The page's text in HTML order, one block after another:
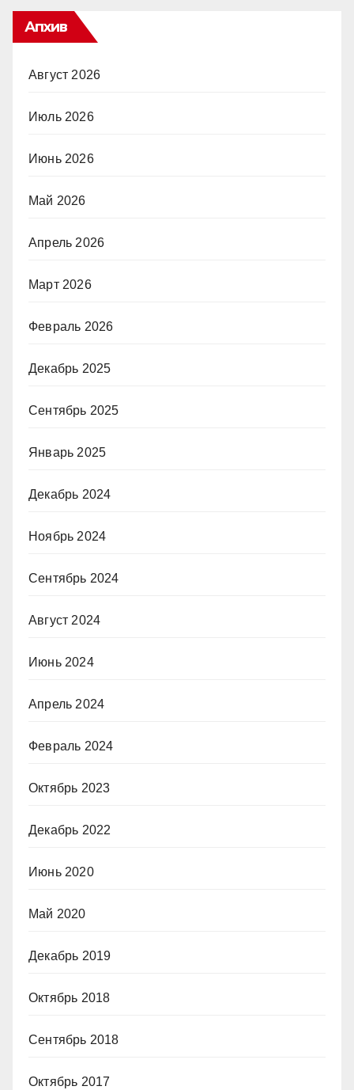
Апхив
Август 2026
Июль 2026
Июнь 2026
Май 2026
Апрель 2026
Март 2026
Февраль 2026
Декабрь 2025
Сентябрь 2025
Январь 2025
Декабрь 2024
Ноябрь 2024
Сентябрь 2024
Август 2024
Июнь 2024
Апрель 2024
Февраль 2024
Октябрь 2023
Декабрь 2022
Июнь 2020
Май 2020
Декабрь 2019
Октябрь 2018
Сентябрь 2018
Октябрь 2017